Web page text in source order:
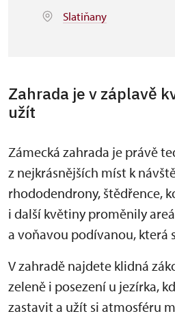
Slatiňany
Zahrada je v záplavě
užít
Zámecká zahrada je právě
z nejkrásnějších míst k
rhododendrony, štědřence,
i další květiny proměnily
a voňavou podívanou, která
V zahradě najdete klidná
zeleně i posezení u jezírka,
zastavit a užít si atmosféru